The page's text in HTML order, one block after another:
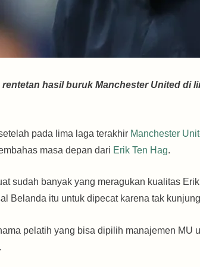
hasil buruk Manchester United di
pada lima laga terakhir Manchester
masa depan dari Erik Ten Hag.
sudah banyak yang meragukan kualitas
Belanda itu untuk dipecat karena tak
pelatih yang bisa dipilih manajemen